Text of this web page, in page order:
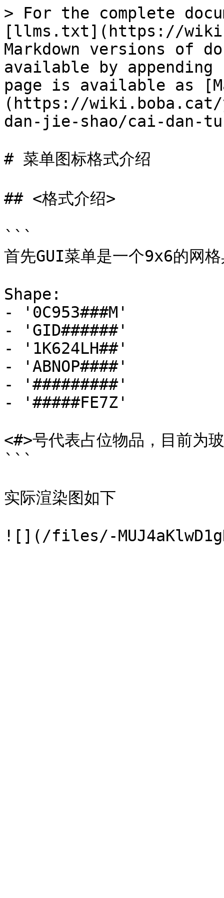
> For the complete
[llms.txt](https://
Markdown versions of
available by
page is available as
(https://
dan-jie-shao/cai-dan-
# 菜单图标格式介绍
## <格式介绍>
```
首先GUI菜单是一个9x6的网
Shape:
- '0C953###M'
- 'GID######'
- '1K624LH##'
- 'ABNOP####'
- '#########'
- '#####FE7Z'
<#>号代表占位物品，目前为
```
实际渲染图如下